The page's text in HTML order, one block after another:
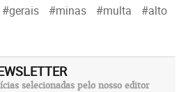
#gerais #minas #multa
#alto
selecionadas pelo nosso editor